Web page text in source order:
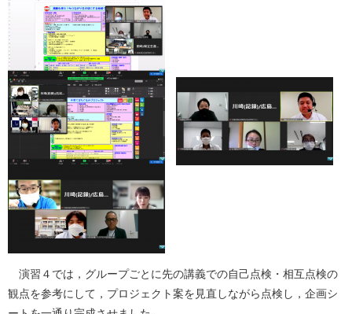
演習４では，グループごとに先の講義での自己点検・相互点検の
観点を参考にして，プロジェクト案を見直しながら点検し，企画シ